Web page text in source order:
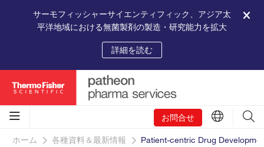
サーモフィッシャーサイエンティフィック、アジア太
平洋地域における無菌製剤の製造・研究能力を拡大
詳細を読む
お問合せ
ホーム 各種資料＆最新情報 Patient-centric Drug